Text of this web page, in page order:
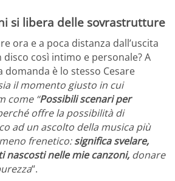
si libera delle sovrastrutture
ora e a poca distanza dall’uscita
disco così intimo e personale? A
è lo stesso Cesare
il momento giusto in cui
come “Possibili scenari per
offre la possibilità di
ad un ascolto della musica più
frenetico:significa svelare,
nascosti nelle mie canzoni, donare
“.